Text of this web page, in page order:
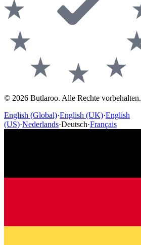
© 2026 Butlaroo. Alle Rechte vorbehalten.
English (Global)·English (UK)·English
(US)·Nederlands·Deutsch·Français